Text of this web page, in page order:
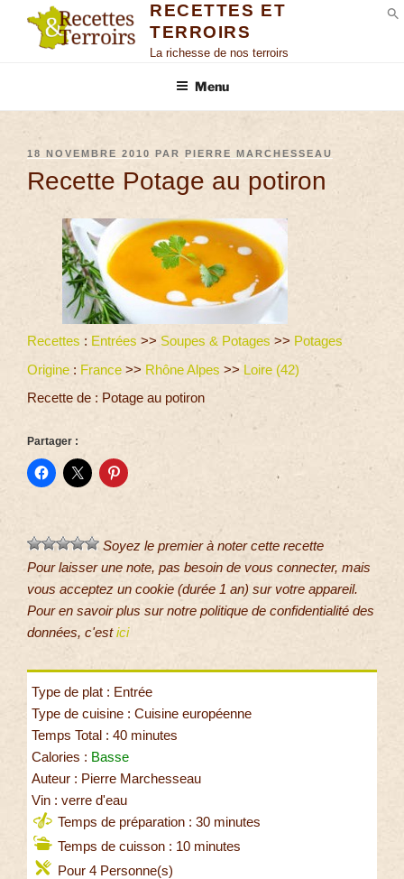
RECETTES ET
TERROIRS
La richesse de nos terroirs
Menu
18 NOVEMBRE 2010 PAR PIERRE MARCHESSEAU
Recette Potage au potiron
Recettes : Entrées >> Soupes & Potages >> Potages
Origine : France >> Rhône Alpes >> Loire (42)
Recette de : Potage au potiron
Partager :
Soyez le premier à noter cette recette
Pour laisser une note, pas besoin de vous connecter, mais
vous acceptez un cookie (durée 1 an) sur votre appareil.
Pour en savoir plus sur notre politique de confidentialité des
données, c'estici
Type de plat : Entrée
Type de cuisine : Cuisine européenne
Temps Total : 40 minutes
Calories : Basse
Auteur : Pierre Marchesseau
Vin : verre d'eau
Temps de préparation : 30 minutes
Temps de cuisson : 10 minutes
Pour 4 Personne(s)